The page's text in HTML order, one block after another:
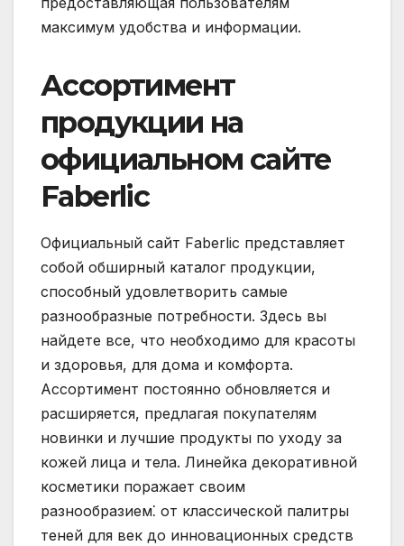
максимум удобства и информации.
Ассортимент
продукции на
официальном сайте
Faberlic
Официальный сайт Faberlic представляет
собой обширный каталог продукции,
способный удовлетворить самые
разнообразные потребности. Здесь вы
найдете все, что необходимо для красоты
и здоровья, для дома и комфорта.
Ассортимент постоянно обновляется и
расширяется, предлагая покупателям
новинки и лучшие продукты по уходу за
кожей лица и тела. Линейка декоративной
косметики поражает своим
разнообразием⁚ от классической палитры
теней для век до инновационных средств